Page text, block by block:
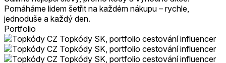
Pomáháme lidem šetřit na každém nákupu – rychle,
jednoduše a každý den.
Portfolio